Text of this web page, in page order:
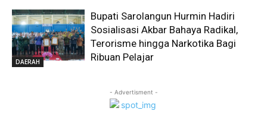
DAERAH
Bupati Sarolangun Hurmin Hadiri
Sosialisasi Akbar Bahaya Radikal,
Terorisme hingga Narkotika Bagi
Ribuan Pelajar
- Advertisment -